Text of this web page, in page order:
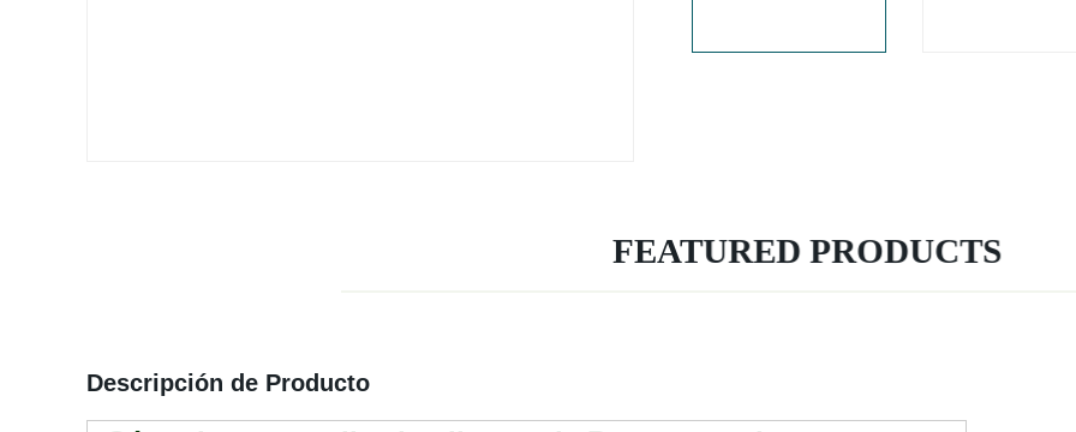
FEATURED PRODUCTS
Descripción de Producto